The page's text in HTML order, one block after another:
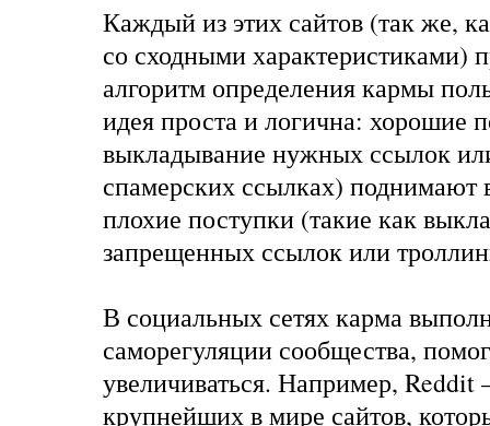
Каждый из этих сайтов (так же,
со сходными характеристиками)
алгоритм определения кармы
идея проста и логична: хорошие
выкладывание нужных ссылок
спамерских ссылках) поднимают
плохие поступки (такие как
запрещенных ссылок или
В социальных сетях карма
саморегуляции сообщества,
увеличиваться. Например,
крупнейших в мире сайтов,